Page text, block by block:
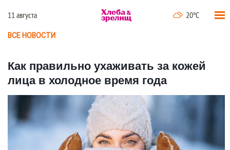
11 августа 20°C
ВСЕ НОВОСТИ
Как правильно ухаживать за кожей
лица в холодное время года